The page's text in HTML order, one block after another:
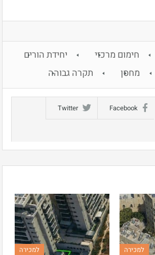
חימום מרכזי
יחידת הורים
מחסן תקרה גבוהה
Facebook
Twitter
למכירה למכירה